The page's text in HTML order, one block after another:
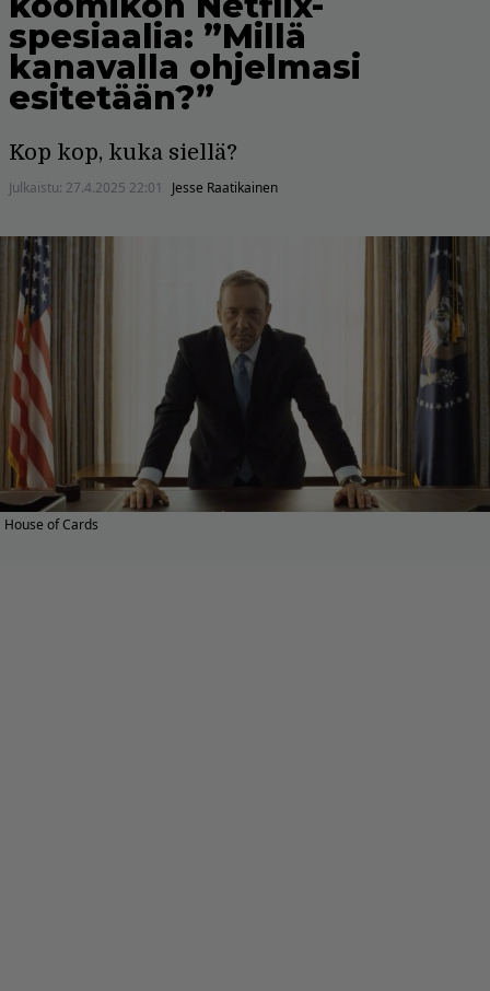
spesiaalia: ”Millä
kanavalla ohjelmasi
esitetään?”
Kop kop, kuka siellä?
Julkaistu: 27.4.2025 22:01 Jesse Raatikainen
House of Cards